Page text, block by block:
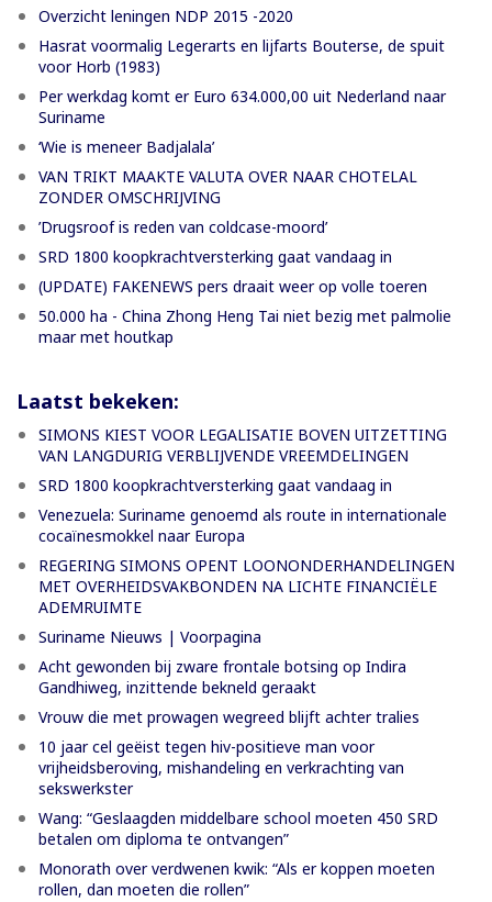
Overzicht leningen NDP 2015 -2020
Hasrat voormalig Legerarts en lijfarts Bouterse, de spuit
voor Horb (1983)
Per werkdag komt er Euro 634.000,00 uit Nederland naar
Suriname
‘Wie is meneer Badjalala’
VAN TRIKT MAAKTE VALUTA OVER NAAR CHOTELAL
ZONDER OMSCHRIJVING
’Drugsroof is reden van coldcase-moord’
SRD 1800 koopkrachtversterking gaat vandaag in
(UPDATE) FAKENEWS pers draait weer op volle toeren
50.000 ha - China Zhong Heng Tai niet bezig met palmolie
maar met houtkap
Laatst bekeken:
SIMONS KIEST VOOR LEGALISATIE BOVEN UITZETTING
VAN LANGDURIG VERBLIJVENDE VREEMDELINGEN
SRD 1800 koopkrachtversterking gaat vandaag in
Venezuela: Suriname genoemd als route in internationale
cocaïnesmokkel naar Europa
REGERING SIMONS OPENT LOONONDERHANDELINGEN
MET OVERHEIDSVAKBONDEN NA LICHTE FINANCIËLE
ADEMRUIMTE
Suriname Nieuws | Voorpagina
Acht gewonden bij zware frontale botsing op Indira
Gandhiweg, inzittende bekneld geraakt
Vrouw die met prowagen wegreed blijft achter tralies
10 jaar cel geëist tegen hiv-positieve man voor
vrijheidsberoving, mishandeling en verkrachting van
sekswerkster
Wang: “Geslaagden middelbare school moeten 450 SRD
betalen om diploma te ontvangen”
Monorath over verdwenen kwik: “Als er koppen moeten
rollen, dan moeten die rollen”